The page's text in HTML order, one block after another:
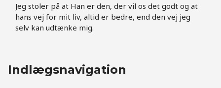
Jeg stoler på at Han er den, der vil os det godt og at
hans vej for mit liv, altid er bedre, end den vej jeg
selv kan udtænke mig.
Indlægsnavigation